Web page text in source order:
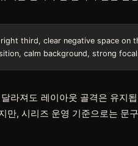
third, clear negative space on
라져도 레이아웃 골격은 유지
만, 시리즈 운영 기준으로는 문